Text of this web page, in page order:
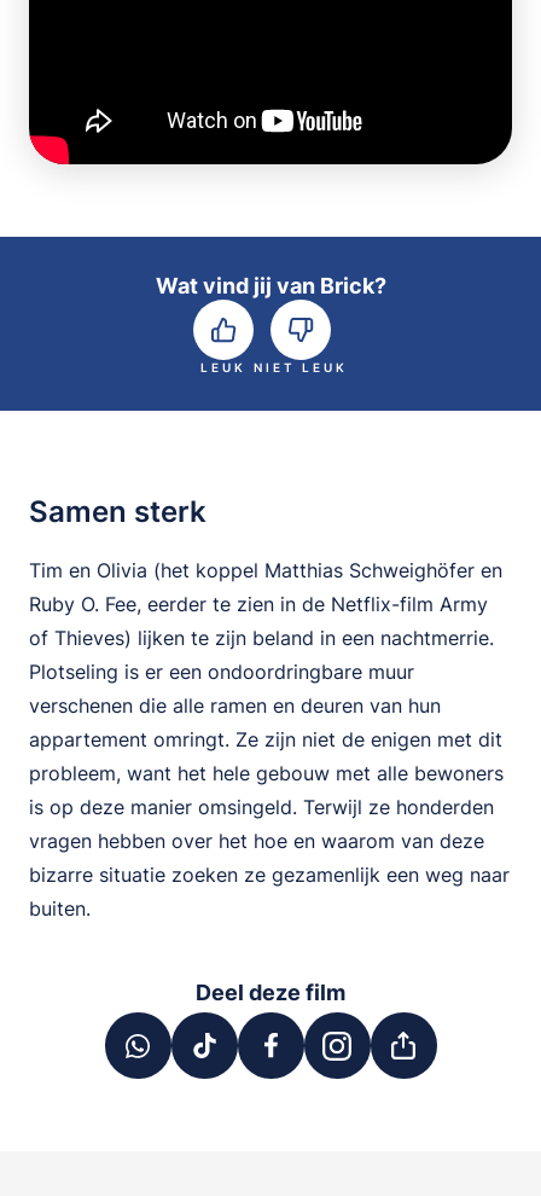
Wat vind jij van Brick?
LEUK NIET LEUK
Samen sterk
Tim en Olivia (het koppel Matthias Schweighöfer en
Ruby O. Fee, eerder te zien in de Netflix-film Army
of Thieves) lijken te zijn beland in een nachtmerrie.
Plotseling is er een ondoordringbare muur
verschenen die alle ramen en deuren van hun
appartement omringt. Ze zijn niet de enigen met dit
probleem, want het hele gebouw met alle bewoners
is op deze manier omsingeld. Terwijl ze honderden
vragen hebben over het hoe en waarom van deze
bizarre situatie zoeken ze gezamenlijk een weg naar
buiten.
Deel deze film